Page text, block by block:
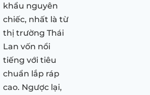
khẩu nguyên
chiếc, nhất là từ
thị trường Thái
Lan vốn nổi
tiếng với tiêu
chuẩn lắp ráp
cao. Ngược lại,